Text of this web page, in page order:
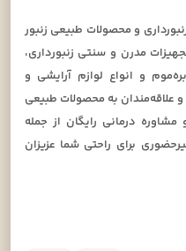
و محصولات طبیعی زنبور
مدرن و سنتی زنبورداری،
و انواع لوازم آرایشی و
علاقه‌مندان به محصولات طبیعی
درمانی رایگان از جمله
برای راحتی شما عزیزان